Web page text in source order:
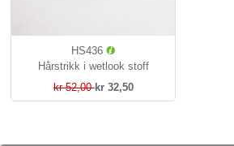
HS436
Hårstrikk i wetlook stoff
kr 52,00kr 32,50